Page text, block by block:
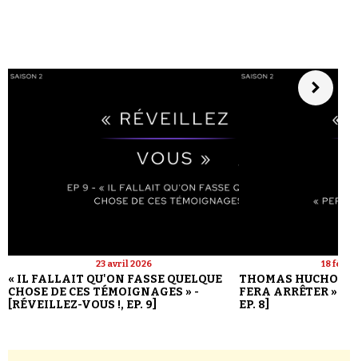
23 avril 2026
« IL FALLAIT QU'ON FASSE QUELQUE
CHOSE DE CES TÉMOIGNAGES » -
[RÉVEILLEZ-VOUS !, EP. 9]
18
THOMAS HUCHON :
FERA ARRÊTER » -
EP. 8]